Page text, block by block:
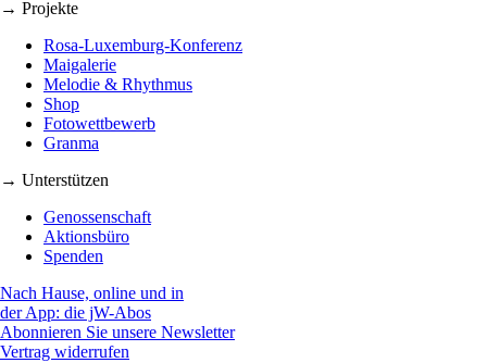
→ Projekte
Rosa-Luxemburg-Konferenz
Maigalerie
Melodie & Rhythmus
Shop
Fotowettbewerb
Granma
→ Unterstützen
Genossenschaft
Aktionsbüro
Spenden
Nach Hause, online und in
der App: die jW-Abos
Abonnieren Sie unsere Newsletter
Vertrag widerrufen